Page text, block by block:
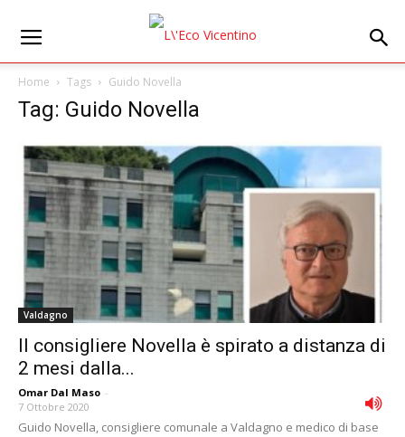
Home Tags Guido Novella
Tag: Guido Novella
Valdagno
Il consigliere Novella è spirato a distanza di
2 mesi dalla...
Omar Dal Maso -
7 Ottobre 2020
Guido Novella, consigliere comunale a Valdagno e medico di base